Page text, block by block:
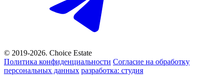
© 2019-2026. Choice Estate
Политика конфиденциальности Согласие на обработку
персональных данных разработка: студия